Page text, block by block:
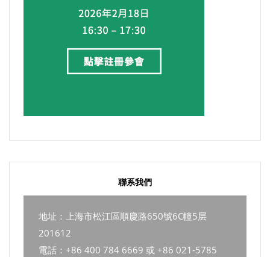
聯系我們
地址：上海市松江區順慶路650號6C幢5层
201612
電話：+86 400 784 6669 或 +86 021-5785